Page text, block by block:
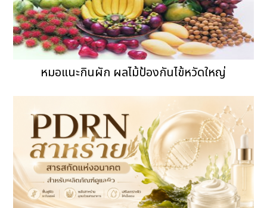
หมอแนะกินผัก ผลไม้ป้องกันไข้หวัดใหญ่